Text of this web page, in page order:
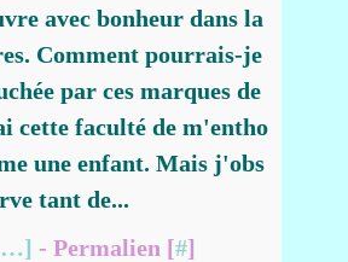
avec bonheur dans la
Comment pourrais-je
par ces marques de
cette faculté de m'entho
une enfant. Mais j'obs
tant de...
…] - Permalien [#]